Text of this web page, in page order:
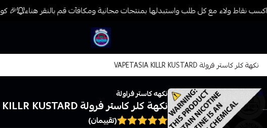
نقاط ولاء مع كل طلب واستبدلها بمنتجات مجانية ومكافآت قم بالنقر هناء 🎉 كود (فيب) خصم 7% على
فيب المدينة
نكهة كلر كاستر فرولة VAPETASIA KILLR KUSTARD
نكهه كاستر فراولة
نكهة كلر كاستر فرولة VAPETASIA KILLR KUSTARD
(تقييمان)